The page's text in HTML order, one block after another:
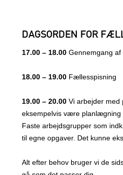
DAGSORDEN FOR
17.00 – 18.00 Gennemgang
18.00 – 19.00 Fællesspisning
19.00 – 20.00 Vi arbejder med
eksempelvis være planlægning
Faste arbejdsgrupper som
til egne opgaver. Det kunne
Alt efter behov bruger vi de